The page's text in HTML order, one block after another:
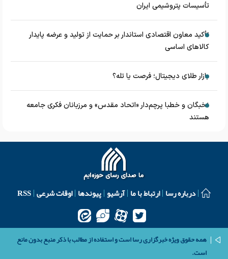
تأسیسات پتروشیمی ایران
تأکید معاون اقتصادی استاندار بر حمایت از تولید و عرضه پایدار
کالاهای اساسی
بازار طلای دیجیتال؛ فرصت یا تله؟
نخبگان و خطبا پرچم‌دار «اتحاد مقدس» و مرزبانان فکری جامعه
هستند
درباره رسا ارتباط با ما آرشیو پیوندها اوقات شرعی RSS
همه حقوق ویژه خبرگزاری رسا است و استفاده از مطالب با ذکر منبع بدون مانع
است.